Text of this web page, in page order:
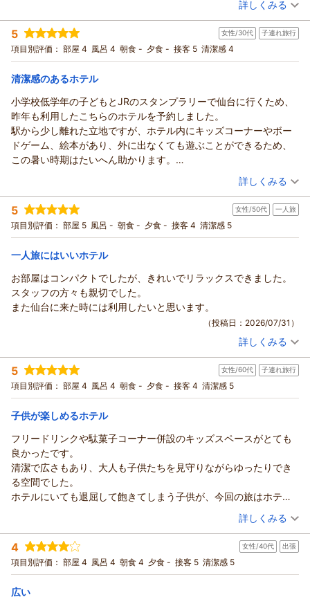
フロント 岡崎
支配人
（返信日：2026/08/05）
ご滞在中、快適にお過ごしいただけたとのこと、そして「また
宿泊したい」との温かいお言葉を賜り、スタッフ一同大変光栄
に思っております。
ご到着時には当館の駐車場が満車となっており、ご不便をおか
けいたしました。
それにもかかわらず、近隣駐車場の利便性について優しいお心
今後も「いつ来ても快適」と感じていただけるよう、より一層
のサービス向上に努めてまいります。
次回のお越しをスタッフ一同心よりお待ちしております。
フロント 岡崎
支配人
（返信日：2026/08/05）
が美味しかった。部屋で飲む用にしては、粉ではなくドリップ
で、しかも味もしっかりしていて良かった。個人的には好みに合
っていた。④セキュリティがしっかりしていた。エレベーターで
カードキーをかざさないと使えないので、不審者が上がってくる
快適に過ごせた。
宿泊時期： 2026年07月宿泊 (出張)
投稿者： ゴッちゃんさん
宿泊プラン： 【食事なし】素泊まりシンプルステイ～フリードリンク付き～
シングル 食事なし
宿泊価格帯： 16,001～17,000円(大人一人あたり/税込)
リッチモンドホテル仙台からの返信
この度はリッチモンドホテル仙台にご宿泊いただき、誠にあり
がとうございます。
また、お忙しいところ館内設備やアメニティについて大変詳し
いご感想をお寄せいただきましたこと、重ねて御礼申し上げま
お部屋や館内の清潔感をお褒めいただき、快適にお過ごしいた
だけたとのこと、大変嬉しく拝読いたしました。
当館こだわりのアメニティやセキュリティにつきましても、ひ
とつひとつ丁寧にご評価くださり感激しております。
お客様の快適さを追求した設備をお気に召ししていただいたこ
これからも清潔感と快適さを追求し、お客様が安心してご滞在
いただけるよう、細やかなサービスでお迎えしてまいります。
またのお越しを、スタッフ一同心よりお待ち申し上げておりま
（返信日：2026/08/05）
詳しくみる
5 女性/30代 子連れ旅行
項目別評価： 部屋 4 風呂 4 朝食 - 夕食 - 接客 5 清潔感 4
清潔感のあるホテル
小学校低学年の子どもとJRのスタンプラリーで仙台に行くため、
昨年も利用したこちらのホテルを予約しました。
駅から少し離れた立地ですが、ホテル内にキッズコーナーやボー
ドゲーム、絵本があり、外に出なくても遊ぶことができるため、
この暑い時期はたいへん助かります。
（投稿日：2026/08/01）
宿泊時期： 2026年07月宿泊 (子連れ旅行)
投稿者： いくらちゃんさん
宿泊プラン： 【食事なし】素泊まりシンプルステイ～フリードリンク付き～
シングル 食事なし
宿泊価格帯： 8,001～9,000円(大人一人あたり/税込)
リッチモンドホテル仙台からの返信
昨年に引き続き、この度もリッチモンドホテル仙台にご宿泊い
ただき、誠にありがとうございます。
また、お忙しい中温かいクチコミをお寄せいただきましたこ
お子様とのJRスタンプラリーという大切な夏のご旅行の拠点と
して、再び当館をお選びいただき大変光栄に存じます。
当館は駅から少し距離がございますが、キッズコーナーやボー
ドゲーム、絵本などの館内施設をご活用いただき、暑い季節で
も快適にお過ごしいただけたご様子を伺い、大変嬉しく拝読い
てお過ごしいただけたことは、私どもにとっても励みとなりま
す。
「また利用したい」という温かいお言葉を糧に、今後もご家族
皆様に寄り添った快適な空間とサービスを提供できるよう、一
層努めてまいります。
お近くにお越しの際は、是非リッチモンドホテル仙台をご利用
お客様のまたのご利用をスタッフ一同、心よりお待ちしており
ます。
フロント 大島
支配人
詳しくみる
5 女性/50代 一人旅
項目別評価： 部屋 5 風呂 - 朝食 - 夕食 - 接客 4 清潔感 5
一人旅にはいいホテル
お部屋はコンパクトでしたが、きれいでリラックスできました。
スタッフの方々も親切でした。
また仙台に来た時には利用したいと思います。
（投稿日：2026/07/31）
投稿者： さくちゃんさん(女性/50代)
宿泊プラン： 【食事なし】【清掃は3日に一度】清掃なしでお得に宿泊！連
泊プラン！
シングル 食事なし
宿泊価格帯： 7,001～8,000円(大人一人あたり/税込)
この度はリッチモンドホテル仙台にご宿泊いただき、誠にあり
がとうございます。
お部屋の清潔感や快適さにつきましてご満足いただけたとのこ
と、大変嬉しく拝読いたしました。コンパクトなお部屋ではご
ざいますが、リラックスしてお過ごしいただけたご様子に安心
また、私どもスタッフの対応につきましてもお褒めの言葉を頂
戴し、大変励みになっております。
「また仙台に来た時には利用したい」という温かいお言葉にお
応えできるよう、今後もより快適で心安らぐ空間とサービスの
提供に努めてまいります。
詳しくみる
5 女性/60代 子連れ旅行
項目別評価： 部屋 4 風呂 4 朝食 - 夕食 - 接客 4 清潔感 5
子供が楽しめるホテル
フリードリンクや駄菓子コーナー併設のキッズスペースがとても
良かったです。
清潔で広さもあり、大人も子供たちを見守りながらゆったりでき
る空間でした。
ホテルにいても退屈して飽きてしまう子供が、今回の旅はホテル
（投稿日：2026/07/31）
宿泊時期： 2026年07月宿泊 (子連れ旅行)
投稿者： かかさん(女性/60代)
宿泊プラン： 【食事なし】素泊まりシンプルステイ～フリードリンク付き～
ダブル 食事なし
宿泊価格帯：
詳しくみる
4 女性/40代 出張
項目別評価： 部屋 4 風呂 4 朝食 4 夕食 - 接客 5 清潔感 5
広い